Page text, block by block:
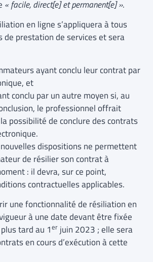
« facile, direct[e] et permanent[e] ».
en ligne s’appliquera à tous
de prestation de services et sera
ayant conclu leur contrat par
et
conclu par un autre moyen si, au
le professionnel offrait
possibilité de conclure des contrats
dispositions ne permettent
de résilier son contrat à
: il devra, sur ce point,
contractuelles applicables.
une fonctionnalité de résiliation en
à une date devant être fixée
tard au 1er juin 2023 ; elle sera
en cours d’exécution à cette